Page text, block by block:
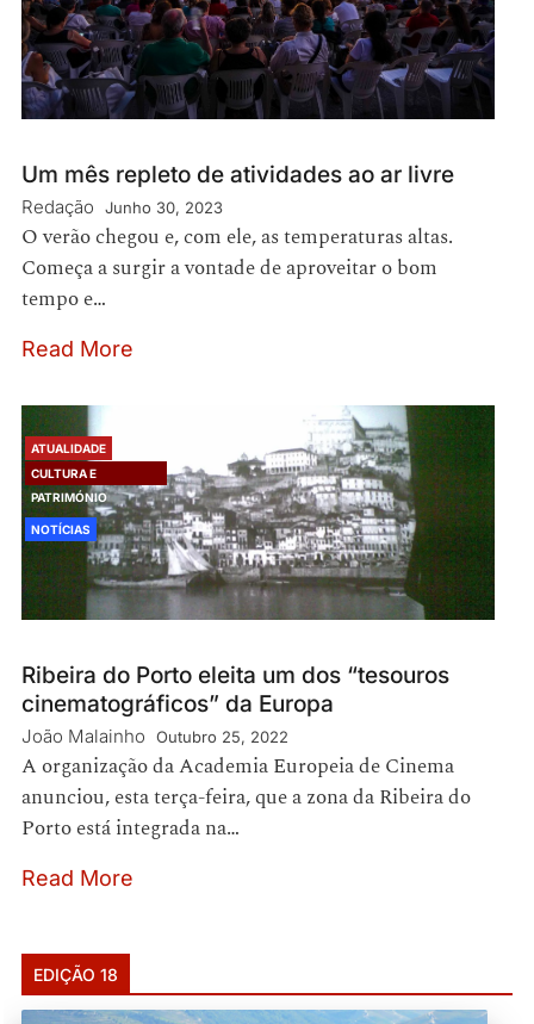
Um mês repleto de atividades ao ar livre
Redação Junho 30, 2023
O verão chegou e, com ele, as temperaturas altas.
Começa a surgir a vontade de aproveitar o bom
tempo e…
Read More
ATUALIDADE
CULTURA E
PATRIMÓNIO
NOTÍCIAS
Ribeira do Porto eleita um dos “tesouros
cinematográficos” da Europa
João Malainho Outubro 25, 2022
A organização da Academia Europeia de Cinema
anunciou, esta terça-feira, que a zona da Ribeira do
Porto está integrada na…
Read More
EDIÇÃO 18